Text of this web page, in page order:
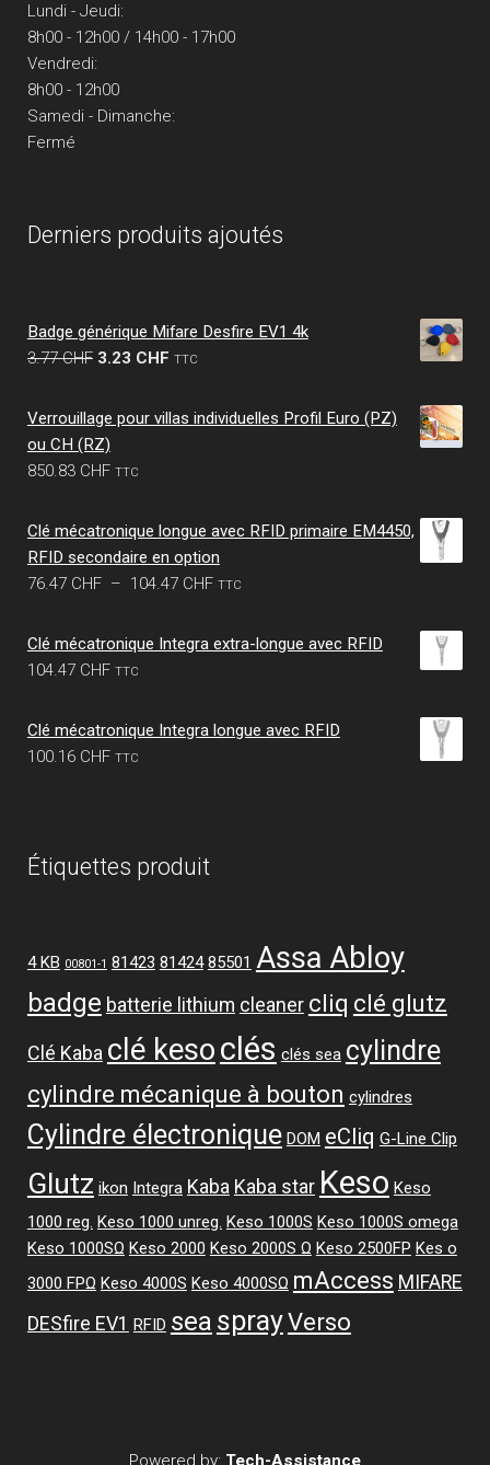
Lundi - Jeudi:
8h00 - 12h00 / 14h00 - 17h00
Vendredi:
8h00 - 12h00
Samedi - Dimanche:
Fermé
Derniers produits ajoutés
Badge générique Mifare Desfire EV1 4k
3.77CHF Le
était :
3.77 CHF.
3.23 CHFLe
actuel
TTC
Verrouillage pour villas individuelles Profil Euro (PZ)
ou CH (RZ)
850.83 CHF TTC
Clé mécatronique longue avec RFID primaire EM4450,
RFID secondaire en option
76.47 CHF – 104.47 CHFPlage
prix :
TTC
Clé mécatronique Integra extra-longue avec RFID
104.47 CHF TTC
Clé mécatronique Integra longue avec RFID
100.16 CHF TTC
Étiquettes produit
4 KB 00801-1 81423 81424 85501 Assa Abloy
badge batterie lithium cleaner cliq clé glutz
Clé Kaba clé kesoclés clés sea cylindre
cylindre mécanique à bouton cylindres
Cylindre électronique DOM eCliq G-Line Clip
Glutz ikon Integra Kaba Kaba star Keso Keso
1000 reg. Keso 1000 unreg. Keso 1000S Keso 1000S omega
Keso 1000SΩ Keso 2000 Keso 2000S Ω Keso 2500FP Kes o
3000 FPΩ Keso 4000S Keso 4000SΩ mAccess MIFARE
DESfire EV1 RFID sea sprayVerso
Powered by: Tech-Assistance